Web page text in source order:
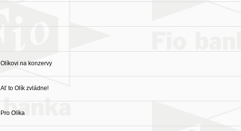
Olíkovi na konzervy
Ať to Olík zvládne!
Pro Olíka